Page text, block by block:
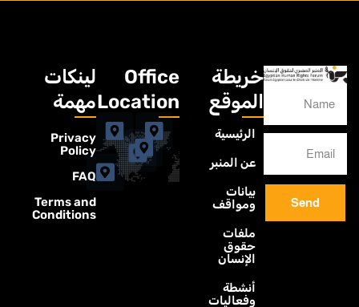
Send
خريطة
الموقع
الرئيسية
عن المنبر
بيانات
ومواقف
ملفات
حقوق
الإنسان
أنشطة
وفعاليات
Office
Location
لينكات
مهمة
Privacy
Policy
FAQ
Terms and
Conditions